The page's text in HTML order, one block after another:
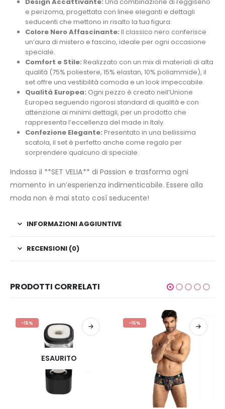
e perizoma, progettata con linee eleganti e dettagli
seducenti che mettono in risalto la tua figura.
Colore Nero Affascinante: Il classico nero conferisce
un’aura di mistero e fascino, ideale per ogni occasione
speciale.
Comfort e Stile: Realizzato con un mix di materiali di alta
qualità (75% poliestere, 15% elastan, 10% poliammide), il
set offre una vestibilità comoda e un look impeccabile.
Qualità Europea: Ogni pezzo è creato nell’Unione
Europea seguendo rigorosi standard di qualità e con
attenzione ai minimi dettagli, per un prodotto che
rappresenta l’eccellenza del made in Italy.
Confezione Elegante: Presentato in una bellissima
scatola, il set è perfetto anche come regalo per
sorprendere qualcuno di speciale.
Indossa il **SET VELIA** di Passion e trasforma ogni
momento in un’esperienza indimenticabile. Essere alla
moda non è mai stato così seducente!
INFORMAZIONI AGGIUNTIVE
RECENSIONI (0)
PRODOTTI CORRELATI
-15%
ESAURITO
-15%